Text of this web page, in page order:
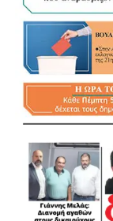
συλλογικό
ολόκληρης της
επιτελείται.